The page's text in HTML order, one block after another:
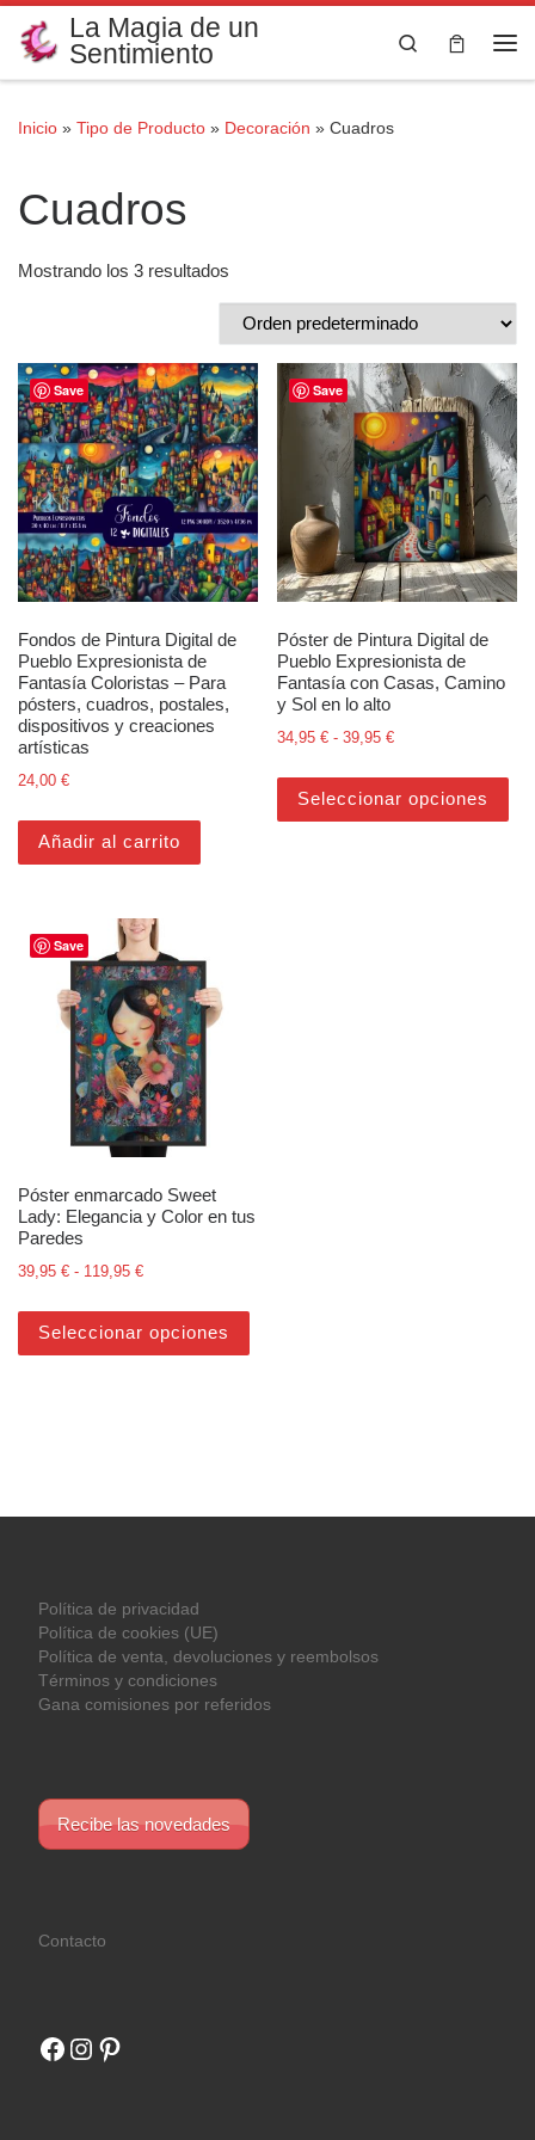
Saltar al contenido
La Magia de un
Sentimiento
Search
Inicio » Tipo de Producto » Decoración » Cuadros
Cuadros
Mostrando los 3 resultados
Save
Fondos de Pintura Digital de
Pueblo Expresionista de
Fantasía Coloristas – Para
pósters, cuadros, postales,
dispositivos y creaciones
artísticas
24,00 €
Añadir al carrito
Save
Póster de Pintura Digital de
Pueblo Expresionista de
Fantasía con Casas, Camino
y Sol en lo alto
34,95€ - 39,95€Rango de precios:
Seleccionar opciones
Save
Póster enmarcado Sweet
Lady: Elegancia y Color en tus
Paredes
39,95 € - 119,95 €Rango de precios: desde 39,95 € hasta 119,95 €
Seleccionar opciones
Política de privacidad
Política de cookies (UE)
Política de venta, devoluciones y reembolsos
Términos y condiciones
Gana comisiones por referidos
Recibe las novedades
Contacto
Facebook
Instagram
Pinterest